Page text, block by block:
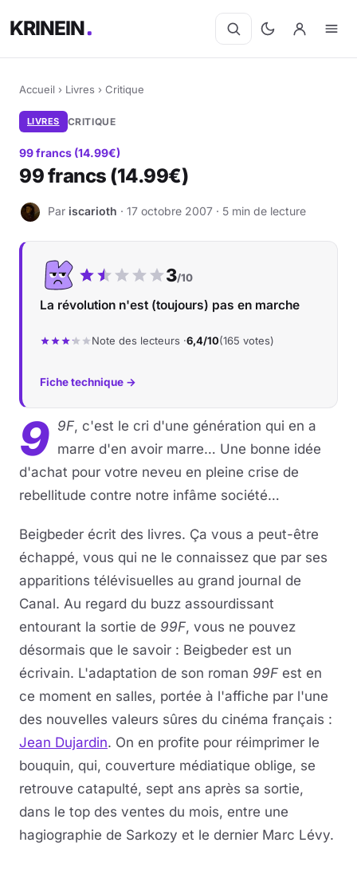
KRINEIN
Accueil › Livres › Critique
LIVRES CRITIQUE
99 francs (14.99€)
99 francs (14.99€)
I Par iscarioth · 17 octobre 2007 · 5 min de lecture
Notre note :
3/10
La révolution n'est (toujours) pas en marche
Note des lecteurs ·6,4/10(165 votes)
Fiche technique →
9 9F, c'est le cri d'une génération qui en a
marre d'en avoir marre… Une bonne idée
d'achat pour votre neveu en pleine crise de
rebellitude contre notre infâme société…
Beigbeder écrit des livres. Ça vous a peut-être
échappé, vous qui ne le connaissez que par ses
apparitions télévisuelles au grand journal de
Canal. Au regard du buzz assourdissant
entourant la sortie de 99F, vous ne pouvez
désormais que le savoir : Beigbeder est un
écrivain. L'adaptation de son roman 99F est en
ce moment en salles, portée à l'affiche par l'une
des nouvelles valeurs sûres du cinéma français :
Jean Dujardin. On en profite pour réimprimer le
bouquin, qui, couverture médiatique oblige, se
retrouve catapulté, sept ans après sa sortie,
dans le top des ventes du mois, entre une
hagiographie de Sarkozy et le dernier Marc Lévy.